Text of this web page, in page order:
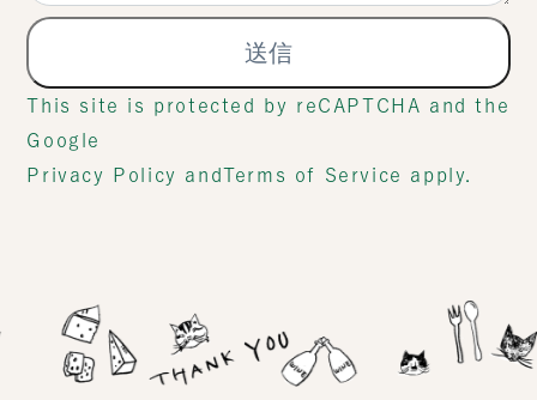
This site is protected by reCAPTCHA and the
Google
Privacy Policy
andTerms of Service apply.